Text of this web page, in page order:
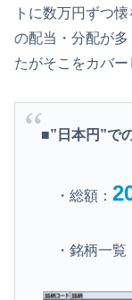
トに数万円ずつ
の配当・分配が
たがそこをカバー
■”日本円”で
・総額：
・銘柄一覧